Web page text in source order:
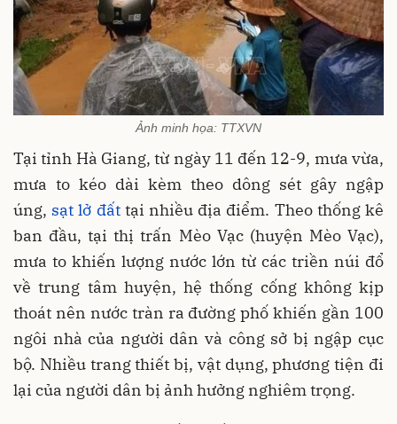
Ảnh minh họa: TTXVN
Tại tỉnh Hà Giang, từ ngày 11 đến 12-9, mưa vừa,
mưa to kéo dài kèm theo dông sét gây ngập
úng, sạt lở đấttại nhiều địa điểm. Theo thống kê
ban đầu, tại thị trấn Mèo Vạc (huyện Mèo Vạc),
mưa to khiến lượng nước lớn từ các triền núi đổ
về trung tâm huyện, hệ thống cống không kịp
thoát nên nước tràn ra đường phố khiến gần 100
ngôi nhà của người dân và công sở bị ngập cục
bộ. Nhiều trang thiết bị, vật dụng, phương tiện đi
lại của người dân bị ảnh hưởng nghiêm trọng.